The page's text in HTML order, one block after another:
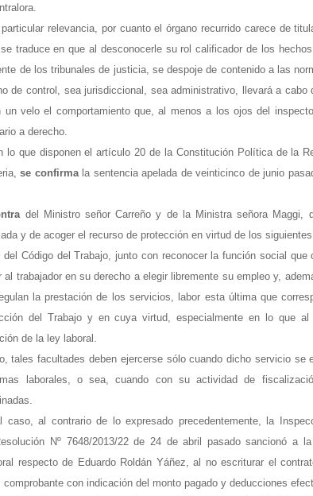
relevancia, por cuanto el órgano recurrido carece de
traduce en que al desconocerle su rol calificador de los
de los tribunales de justicia, se despoje de contenido a las
de control, sea jurisdiccional, sea administrativo, llevará a cabo
velo el comportamiento que, al menos a los ojos del
a derecho.
lo que disponen el artículo 20 de la Constitución Política de la
se confirmala sentencia apelada de veinticinco de junio
del Ministro señor Carreño y de la Ministra señora Maggi,
y de acoger el recurso de protección en virtud de los
Código del Trabajo, junto con reconocer la función social que
trabajador en su derecho a elegir libremente su empleo y,
la prestación de los servicios, labor esta última que
del Trabajo y en cuya virtud, especialmente en lo que al
de la ley laboral.
tales facultades deben ejercerse sólo cuando dicho servicio se
laborales, o sea, cuando con su actividad de
caso, al contrario de lo expresado precedentemente, la
Nº 7648/2013/22 de 24 de abril pasado sancionó a
respecto de Eduardo Roldán Yáñez, al no escriturar el
con indicación del monto pagado y deducciones